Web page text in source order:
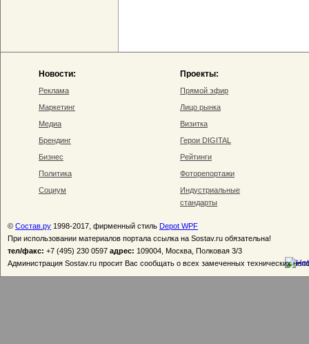
Новости:
Реклама
Маркетинг
Медиа
Брендинг
Бизнес
Политика
Социум
Проекты:
Прямой эфир
Лицо рынка
Визитка
Герои DIGITAL
Рейтинги
Фоторепортажи
Индустриальные
стандарты
© Состав.ру 1998-2017, фирменный стиль Depot WPF
При использовании материалов портала ссылка на Sostav.ru обязательна!
тел/факс: +7 (495) 230 0597 адрес: 109004, Москва, Полковая 3/3
Администрация Sostav.ru просит Вас сообщать о всех замеченных технических